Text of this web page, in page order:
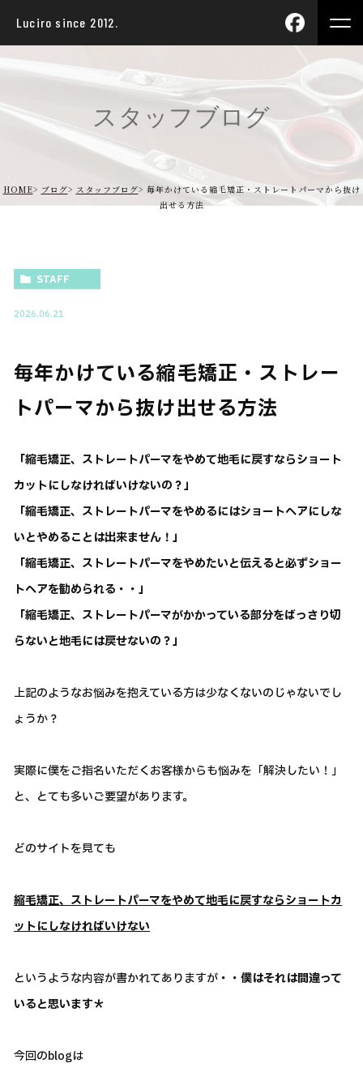
Luciro since 2012.
スタッフブログ
HOME ブログ スタッフブログ
毎年かけている縮毛矯正・ストレートパーマから抜け
出せる方法
STAFF
2026.06.21
毎年かけている縮毛矯正・ストレー
トパーマから抜け出せる方法
「縮毛矯正、ストレートパーマをやめて地毛に戻すならショート
カットにしなければいけないの？」
「縮毛矯正、ストレートパーマをやめるにはショートヘアにしな
いとやめることは出来ません！」
「縮毛矯正、ストレートパーマをやめたいと伝えると必ずショー
トヘアを勧められる・・」
「縮毛矯正、ストレートパーマがかかっている部分をばっさり切
らないと地毛には戻せないの？」
上記のようなお悩みを抱えている方は少なくないのじゃないでし
ょうか？
実際に僕をご指名いただくお客様からも悩みを「解決したい！」
と、とても多いご要望があります。
どのサイトを見ても
縮毛矯正、ストレートパーマをやめて地毛に戻すならショートカ
ットにしなければいけない
というような内容が書かれてありますが ・・僕はそれは間違って
いると思います＊
今回のblogは